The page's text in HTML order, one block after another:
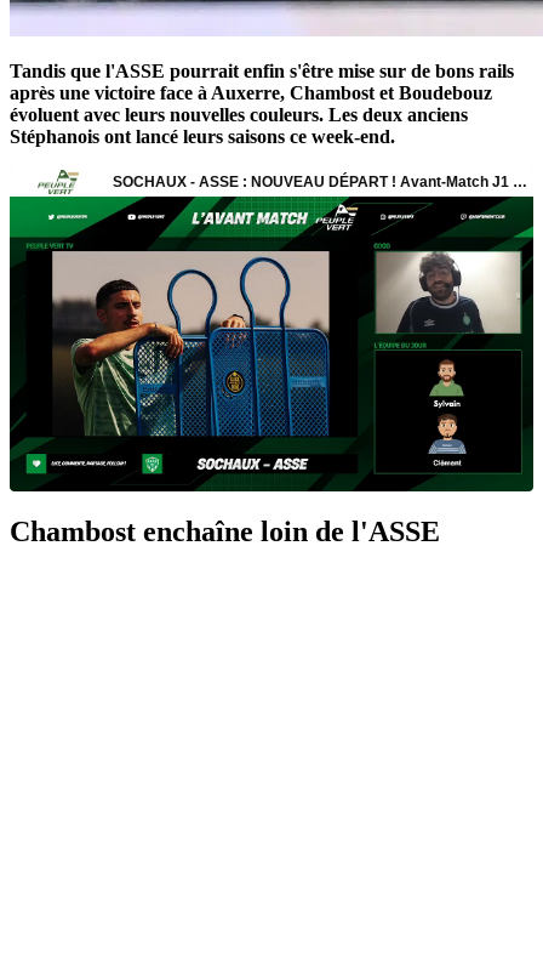
Tandis que l'ASSE pourrait enfin s'être mise sur de bons rails
après une victoire face à Auxerre, Chambost et Boudebouz
évoluent avec leurs nouvelles couleurs. Les deux anciens
Stéphanois ont lancé leurs saisons ce week-end.
Chambost enchaîne loin de l'ASSE